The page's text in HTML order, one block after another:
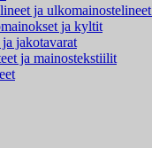
ja ulkomainostelineet
ja kyltit
jakotavarat
ja mainostekstiilit